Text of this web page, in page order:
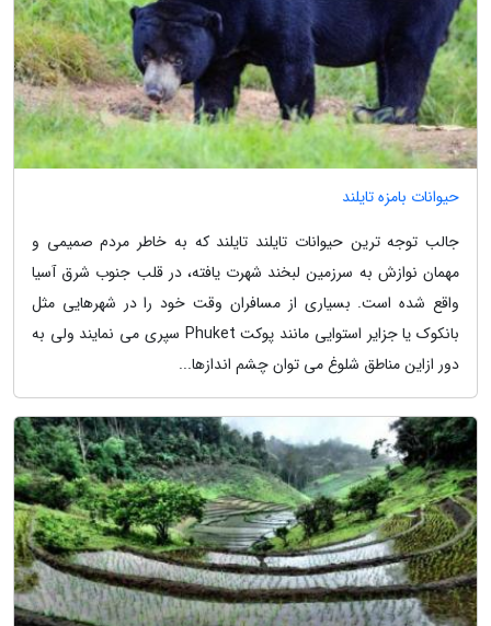
حیوانات بامزه تایلند
جالب توجه ترین حیوانات تایلند تایلند که به خاطر مردم صمیمی و
مهمان نوازش به سرزمین لبخند شهرت یافته، در قلب جنوب شرق آسیا
واقع شده است. بسیاری از مسافران وقت خود را در شهرهایی مثل
بانکوک یا جزایر استوایی مانند پوکت Phuket سپری می نمایند ولی به
دور ازاین مناطق شلوغ می توان چشم اندازها...